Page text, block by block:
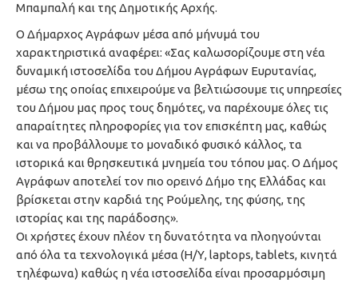
Μπαμπαλή και της Δημοτικής Αρχής.
Ο Δήμαρχος Αγράφων μέσα από μήνυμά του
χαρακτηριστικά αναφέρει: «Σας καλωσορίζουμε στη νέα
δυναμική ιστοσελίδα του Δήμου Αγράφων Ευρυτανίας,
μέσω της οποίας επιχειρούμε να βελτιώσουμε τις υπηρεσίες
του Δήμου μας προς τους δημότες, να παρέχουμε όλες τις
απαραίτητες πληροφορίες για τον επισκέπτη μας, καθώς
και να προβάλλουμε το μοναδικό φυσικό κάλλος, τα
ιστορικά και θρησκευτικά μνημεία του τόπου μας. Ο Δήμος
Αγράφων αποτελεί τον πιο ορεινό Δήμο της Ελλάδας και
βρίσκεται στην καρδιά της Ρούμελης, της φύσης, της
ιστορίας και της παράδοσης».
Οι χρήστες έχουν πλέον τη δυνατότητα να πλοηγούνται
από όλα τα τεχνολογικά μέσα (Η/Υ, laptops, tablets, κινητά
τηλέφωνα) καθώς η νέα ιστοσελίδα είναι προσαρμόσιμη